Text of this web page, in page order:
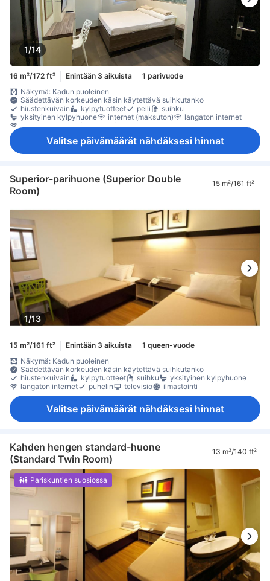
1/14
16 m²/172 ft² Enintään 3 aikuista
1 parivuode
Näkymä: Kadun puoleinen
Säädettävän korkeuden käsin käytettävä suihkutanko
hiustenkuivain
kylpytuotteet peili
suihku
yksityinen kylpyhuone
internet (maksuton)
langaton internet
Valitse päivämäärät nähdäksesi hinnat
Superior-parihuone (Superior Double
Room)
15 m²/161 ft²
1/13
15 m²/161 ft² Enintään 3 aikuista
1 queen-vuode
Näkymä: Kadun puoleinen
Säädettävän korkeuden käsin käytettävä suihkutanko
hiustenkuivain
kylpytuotteet suihku
yksityinen kylpyhuone
langaton internet
puhelin televisio ilmastointi
Valitse päivämäärät nähdäksesi hinnat
Kahden hengen standard-huone
(Standard Twin Room)
13 m²/140 ft²
Pariskuntien suosiossa